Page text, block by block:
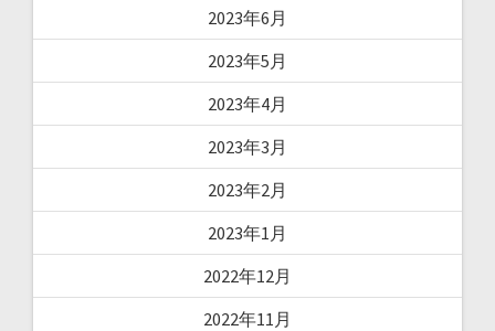
2023年6月
2023年5月
2023年4月
2023年3月
2023年2月
2023年1月
2022年12月
2022年11月